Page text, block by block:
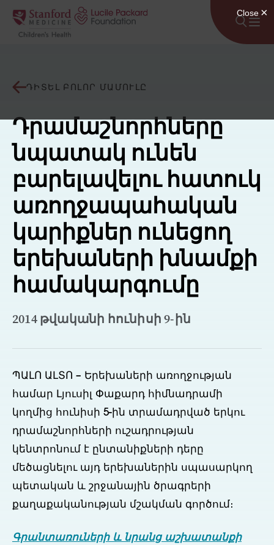
Անցնել բովանդակությանը
ԴԻՏԵԼ ԲՈԼՈՐ ՄԱՄՈՒԼԸ
Դրամաշնորհները
նպատակ ունեն
բարելավելու հատուկ
առողջապահական
կարիքներ ունեցող
երեխաների խնամքի
համակարգումը
2014 թվականի հունիսի 9-ին
ՊԱԼՈ ԱԼՏՈ – Երեխաների առողջության
համար Լյուսիլ Փաքարդ հիմնադրամի
կողմից հունիսի 5-ին տրամադրված երկու
դրամաշնորհների ուշադրության
կենտրոնում է ընտանիքների դերը
մեծացնելու այդ երեխաներին սպասարկող
պետական և շրջանային ծրագրերի
քաղաքականության մշակման գործում։
Գրանտառուների և նրանց աշխատանքի